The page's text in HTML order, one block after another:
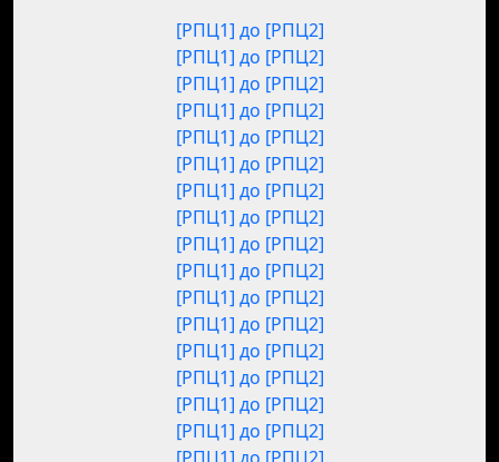
[РПЦ1] до [РПЦ2]
[РПЦ1] до [РПЦ2]
[РПЦ1] до [РПЦ2]
[РПЦ1] до [РПЦ2]
[РПЦ1] до [РПЦ2]
[РПЦ1] до [РПЦ2]
[РПЦ1] до [РПЦ2]
[РПЦ1] до [РПЦ2]
[РПЦ1] до [РПЦ2]
[РПЦ1] до [РПЦ2]
[РПЦ1] до [РПЦ2]
[РПЦ1] до [РПЦ2]
[РПЦ1] до [РПЦ2]
[РПЦ1] до [РПЦ2]
[РПЦ1] до [РПЦ2]
[РПЦ1] до [РПЦ2]